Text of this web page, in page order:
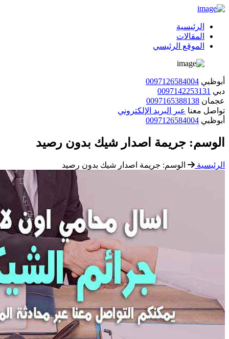
الرئيسية
المقالات
الموقع الرئيسي
أبوظبي 0097126584004
دبي 0097142253131
عجمان 0097165388138
تواصل معنا عبر البريد الإلكتروني
أبوظبي 0097126584004
الوسم: جريمة اصدار شيك بدون رصيد
الرئيسية الوسم: جريمة اصدار شيك بدون رصيد